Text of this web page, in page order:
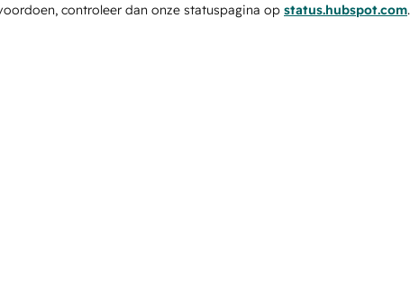
controleer dan onze statuspagina op status.hubspot.com.